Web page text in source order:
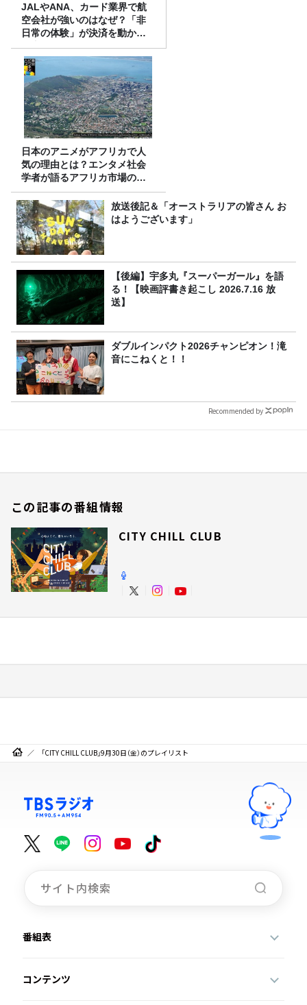
JALやANA、カード業界で航
空会社が強いのはなぜ？「非
日常の体験」が決済を動かす
理由
日本のアニメがアフリカで人
気の理由とは？エンタメ社会
学者が語るアフリカ市場のリ
アル
放送後記＆「オーストラリアの皆さん お
はようございます」
【後編】宇多丸『スーパーガール』を語
る！【映画評書き起こし 2026.7.16 放
送】
ダブルインパクト2026チャンピオン！滝
音にこねくと！！
Recommended by
この記事の番組情報
CITY CHILL CLUB
「CITY CHILL CLUB」9月30日（金）のプレイリスト
番組表
コンテンツ